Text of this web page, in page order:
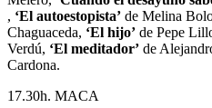
, ‘El autoestopista’ de Melina
Chaguaceda, ‘El hijo’ de Pepe
Verdú, ‘El meditador’ de
Cardona.
17.30h. MACA